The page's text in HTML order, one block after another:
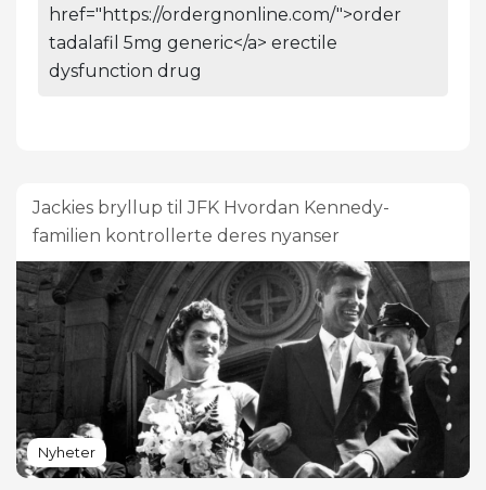
href="https://ordergnonline.com/">order
tadalafil 5mg generic</a> erectile
dysfunction drug
Jackies bryllup til JFK Hvordan Kennedy-
familien kontrollerte deres nyanser
Nyheter